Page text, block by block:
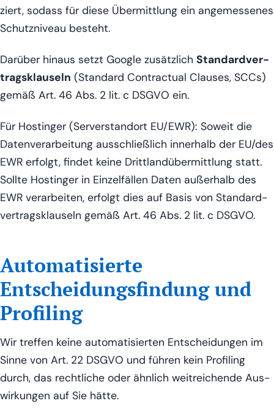
ziert, sodass für die­se Über­mitt­lung ein ange­mes­se­nes
Schutz­ni­veau besteht.
Dar­über hin­aus setzt Goog­le zusätz­lich Stan­dard­ver­
trags­klau­seln (Stan­dard Con­trac­tu­al Clau­ses, SCCs)
gemäß Art. 46 Abs. 2 lit. c DSGVO ein.
Für Hos­tin­ger (Ser­ver­stand­ort EU/EWR): Soweit die
Daten­ver­ar­bei­tung aus­schließ­lich inner­halb der EU/des
EWR erfolgt, fin­det kei­ne Dritt­land­über­mitt­lung statt.
Soll­te Hos­tin­ger in Ein­zel­fäl­len Daten außer­halb des
EWR ver­ar­bei­ten, erfolgt dies auf Basis von Stan­dard­
ver­trags­klau­seln gemäß Art. 46 Abs. 2 lit. c DSGVO.
Automatisierte
Entscheidungsfindung und
Profiling
Wir tref­fen kei­ne auto­ma­ti­sier­ten Ent­schei­dun­gen im
Sin­ne von Art. 22 DSGVO und füh­ren kein Pro­fil­ing
durch, das recht­li­che oder ähn­lich weit­rei­chen­de Aus­
wir­kun­gen auf Sie hätte.